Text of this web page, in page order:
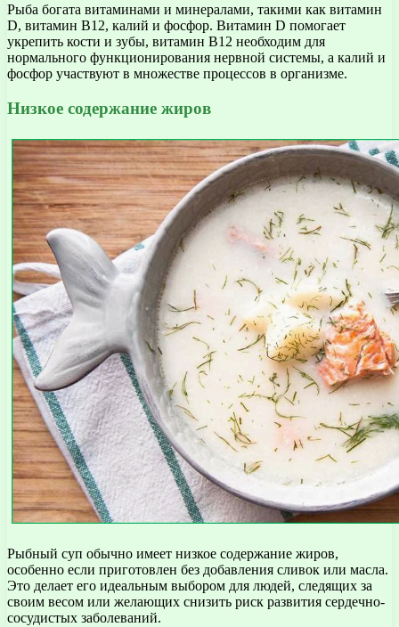
Рыба богата витаминами и минералами, такими как витамин
D, витамин В12, калий и фосфор. Витамин D помогает
укрепить кости и зубы, витамин В12 необходим для
нормального функционирования нервной системы, а калий и
фосфор участвуют в множестве процессов в организме.
Низкое содержание жиров
Рыбный суп обычно имеет низкое содержание жиров,
особенно если приготовлен без добавления сливок или масла.
Это делает его идеальным выбором для людей, следящих за
своим весом или желающих снизить риск развития сердечно-
сосудистых заболеваний.